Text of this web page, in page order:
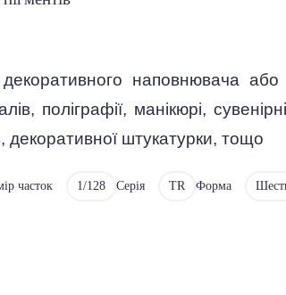
декоративного наповнювача
поліграфії, манікюрі,
штукатурки, тощо
часток 1/128 Серія TR Форма